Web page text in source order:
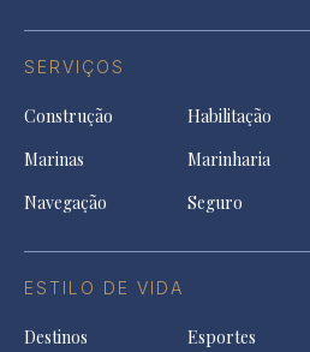
SERVIÇOS
Construção Habilitação
Marinas
Marinharia
Navegação
Seguro
ESTILO DE VIDA
Destinos Esportes